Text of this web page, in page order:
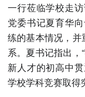
一行莅临学校走
党委书记夏育华
练的基本情况，并
系。夏书记指出，
新人才的初高中
学校学科竞赛取得